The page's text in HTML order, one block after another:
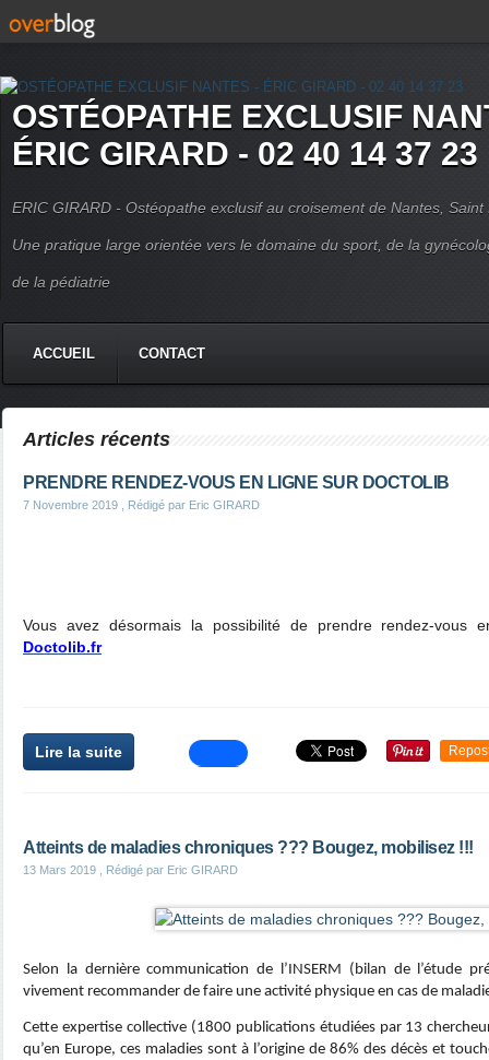
OSTÉOPATHE EXCLUSIF
ÉRIC GIRARD - 02 40 14 37 23
ERIC GIRARD - Ostéopathe exclusif au croisement de Nantes,
Une pratique large orientée vers le domaine du sport, de la
de la pédiatrie
ACCUEIL CONTACT
Articles récents
PRENDRE RENDEZ-VOUS EN LIGNE SUR DOCTOLIB
7 Novembre 2019 , Rédigé par Eric GIRARD
Vous avez désormais la possibilité de prendre rendez-vous
Doctolib.fr
Lire la suite
Atteints de maladies chroniques ??? Bougez, mobilisez !!!
13 Mars 2019 , Rédigé par Eric GIRARD
Selon la dernière communication de l’INSERM (bilan de l’étude
vivement recommander de faire une activité physique en cas de
Cette expertise collective (1800 publications étudiées par 13
qu’en Europe, ces maladies sont à l’origine de 86% des décès et